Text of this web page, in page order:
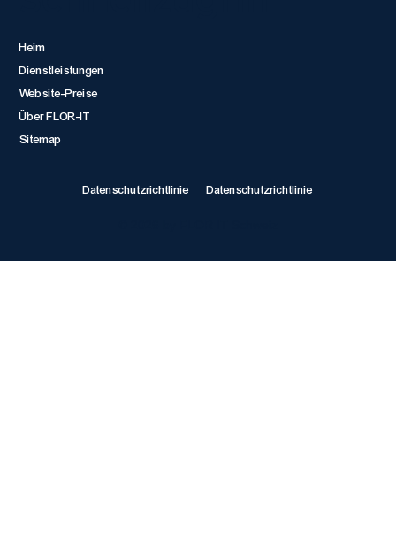
Heim
Dienstleistungen
Website-Preise
Über FLOR-IT
Sitemap
Datenschutzrichtlinie Datenschutzrichtlinie